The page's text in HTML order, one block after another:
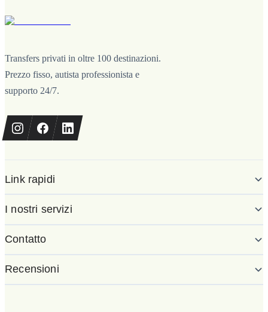
Transfers privati in oltre 100 destinazioni.
Prezzo fisso, autista professionista e
supporto 24/7.
Link rapidi
I nostri servizi
Contatto
Recensioni